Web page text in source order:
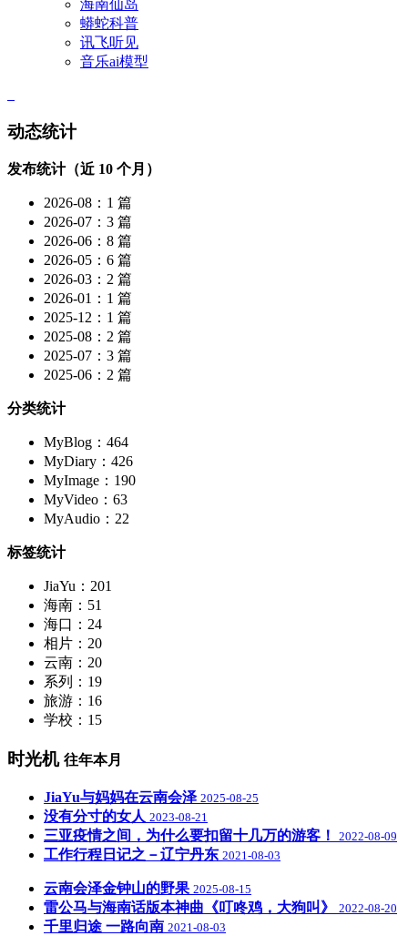
海南仙岛
蟒蛇科普
讯飞听见
音乐ai模型
动态统计
发布统计（近 10 个月）
2026-08：1 篇
2026-07：3 篇
2026-06：8 篇
2026-05：6 篇
2026-03：2 篇
2026-01：1 篇
2025-12：1 篇
2025-08：2 篇
2025-07：3 篇
2025-06：2 篇
分类统计
MyBlog：464
MyDiary：426
MyImage：190
MyVideo：63
MyAudio：22
标签统计
JiaYu：201
海南：51
海口：24
相片：20
云南：20
系列：19
旅游：16
学校：15
时光机 往年本月
JiaYu与妈妈在云南会泽 2025-08-25
没有分寸的女人 2023-08-21
三亚疫情之间，为什么要扣留十几万的游客！ 2022-08-09
工作行程日记之－辽宁丹东 2021-08-03
云南会泽金钟山的野果 2025-08-15
雷公马与海南话版本神曲《叮咚鸡，大狗叫》 2022-08-20
千里归途 一路向南 2021-08-03